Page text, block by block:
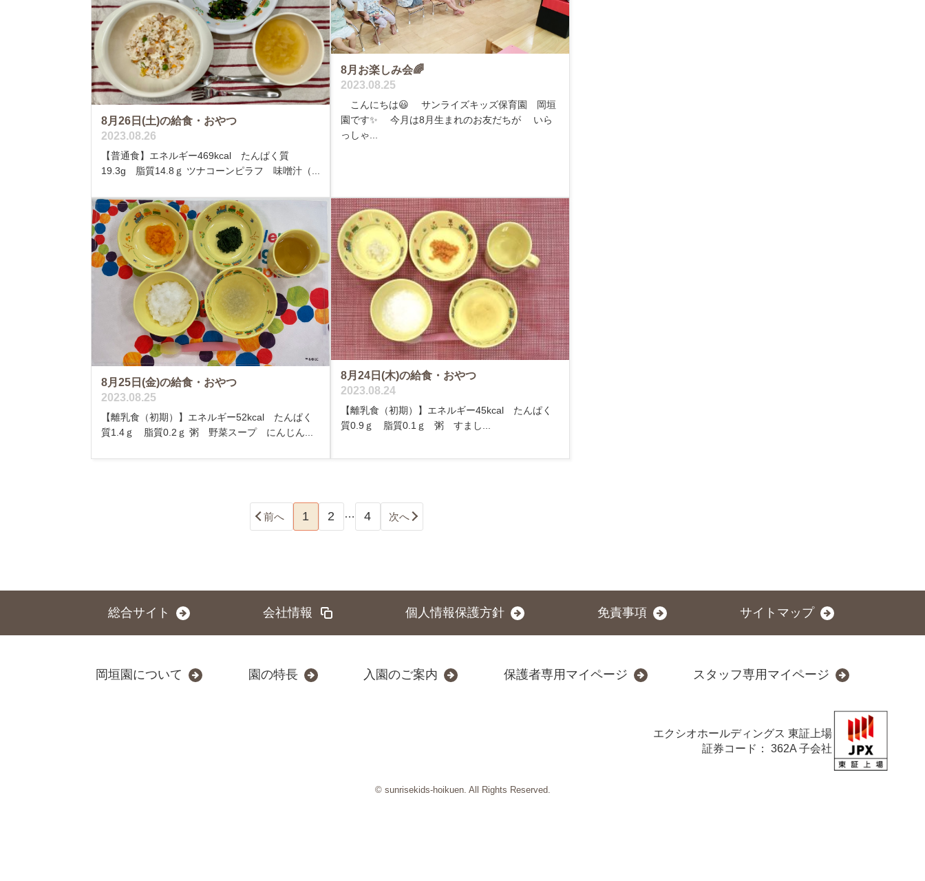
8月26日(土)の給食・おやつ
2023.08.26
【普通食】エネルギー469kcal たんぱく質
19.3g 脂質14.8ｇ ツナコーンピラフ 味噌汁（...
8月お楽しみ会🌈
2023.08.25
こんにちは😃 サンライズキッズ保育園 岡垣
園です✨ 今月は8月生まれのお友だちが いら
っしゃ...
8月25日(金)の給食・おやつ
2023.08.25
【離乳食（初期）】エネルギー52kcal たんぱく
質1.4ｇ 脂質0.2ｇ 粥 野菜スープ にんじん...
8月24日(木)の給食・おやつ
2023.08.24
【離乳食（初期）】エネルギー45kcal たんぱく
質0.9ｇ 脂質0.1ｇ 粥 すまし...
前へ 1 2 … 4 次へ
総合サイト 会社情報 個人情報保護方針 免責事項 サイトマップ
岡垣園について 園の特長 入園のご案内 保護者専用マイページ スタッフ専用マイページ
エクシオホールディングス 東証上場
証券コード： 362A 子会社
© sunrisekids-hoikuen. All Rights Reserved.